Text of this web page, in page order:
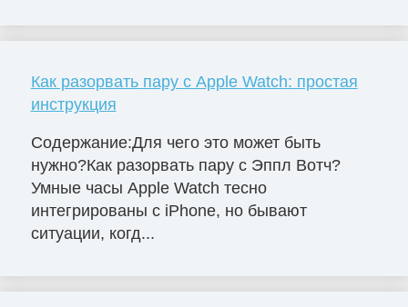
Как разорвать пару с Apple Watch: простая
инструкция
Содержание:Для чего это может быть
нужно?Как разорвать пару с Эппл Вотч?
Умные часы Apple Watch тесно
интегрированы с iPhone, но бывают
ситуации, когд...